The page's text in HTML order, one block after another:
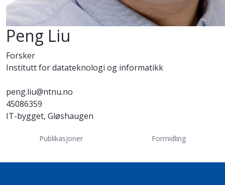
Peng Liu
Forsker
Institutt for datateknologi og informatikk
peng.liu@ntnu.no
45086359
IT-bygget, Gløshaugen
Publikasjoner Formidling